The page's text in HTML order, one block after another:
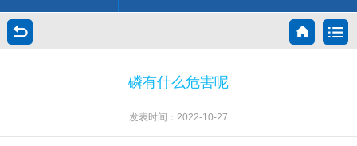
磷有什么危害呢
发表时间：2022-10-27